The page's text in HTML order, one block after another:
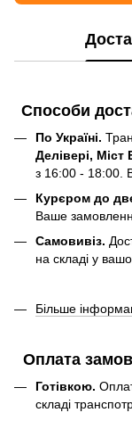
Способи
По Україні.
Делівері, Міст
з 16:00 - 18:00.
Курєром до
Ваше
Самовивіз.
на складі у
Більше
Оплата
Готівкою.
складі